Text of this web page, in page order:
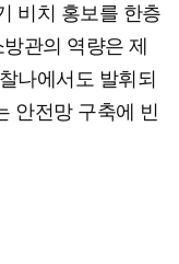
비치 홍보를 한층
관의 역량은 제
나에서도 발휘되
안전망 구축에 빈